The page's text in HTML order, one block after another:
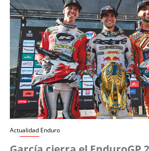
Actualidad Enduro